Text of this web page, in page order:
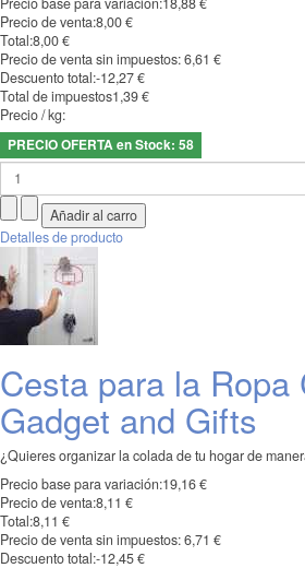
Precio de venta:8,00 €
Total:8,00 €
Precio de venta sin impuestos:6,61 €
Descuento total:-12,27 €
Total de impuestos1,39 €
Precio / kg:
PRECIO OFERTA en Stock: 58
Detalles de producto
Cesta para la Ropa
Gadget and Gifts
¿Quieres organizar la colada de tu hogar de
Precio base para variación:19,16 €
Precio de venta:8,11 €
Total:8,11 €
Precio de venta sin impuestos:6,71 €
Descuento total:-12,45 €